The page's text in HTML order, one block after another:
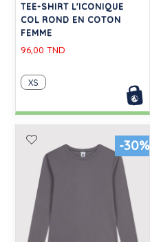
TEE-SHIRT L'ICONIQUE
COL ROND EN COTON
FEMME
96,00 TND
XS
-30%